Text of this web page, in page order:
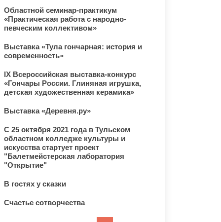
Областной семинар-практикум
«Практическая работа с народно-
певческим коллективом»
Выставка «Тула гончарная: история и
современность»
IX Всероссийская выставка-конкурс
«Гончары России. Глиняная игрушка,
детская художественная керамика»
Выставка «Деревня.ру»
С 25 октября 2021 года в Тульском
областном колледже культуры и
искусства стартует проект
"Балетмейстерская лаборатория
"Открытие"
В гостях у сказки
Счастье сотворчества